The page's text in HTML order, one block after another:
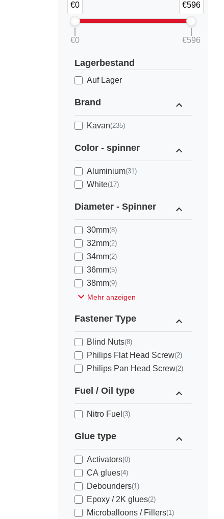
€0 €596
€0 €596
Lagerbestand
Auf Lager
Brand expand_less
Kavan(235)
Color - spinner expand_less
Aluminium(31)
White(17)
Diameter - Spinner expand_less
30mm(8)
32mm(2)
34mm(2)
36mm(5)
38mm(9)
expand_more Mehr anzeigen
Fastener Type expand_less
Blind Nuts(8)
Philips Flat Head Screw(2)
Philips Pan Head Screw(2)
Fuel / Oil type expand_less
Nitro Fuel (3)
Glue type expand_less
Activators(0)
CA glues(4)
Debounders(1)
Epoxy / 2K glues(2)
Microballoons / Fillers(1)